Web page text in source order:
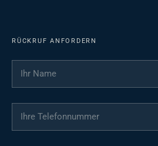
RÜCKRUF ANFORDERN
Ihr Name
Ihre Telefonnummer